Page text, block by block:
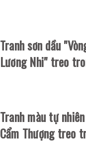
Tranh sơn dầu
Lương Nhi" treo
Tranh màu tự
Cẩm Thượng treo